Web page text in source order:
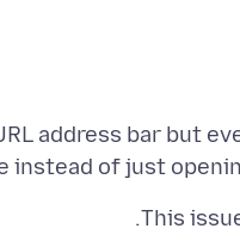
address bar but
instead of just